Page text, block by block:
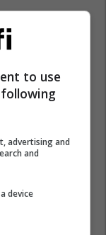
ndikimin e
to use
advertising and
and
device